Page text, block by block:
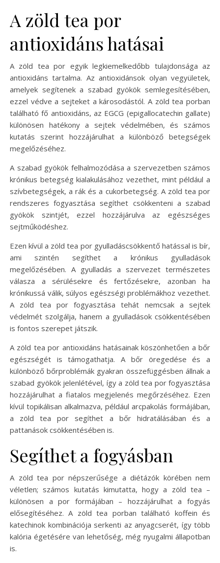
A zöld tea por
antioxidáns hatásai
A zöld tea por egyik legkiemelkedőbb tulajdonsága az
antioxidáns tartalma. Az antioxidánsok olyan vegyületek,
amelyek segítenek a szabad gyökök semlegesítésében,
ezzel védve a sejteket a károsodástól. A zöld tea porban
található fő antioxidáns, az EGCG (epigallocatechin gallate)
különösen hatékony a sejtek védelmében, és számos
kutatás szerint hozzájárulhat a különböző betegségek
megelőzéséhez.
A szabad gyökök felhalmozódása a szervezetben számos
krónikus betegség kialakulásához vezethet, mint például a
szívbetegségek, a rák és a cukorbetegség. A zöld tea por
rendszeres fogyasztása segíthet csökkenteni a szabad
gyökök szintjét, ezzel hozzájárulva az egészséges
sejtműködéshez.
Ezen kívül a zöld tea por gyulladáscsökkentő hatással is bír,
ami szintén segíthet a krónikus gyulladások
megelőzésében. A gyulladás a szervezet természetes
válasza a sérülésekre és fertőzésekre, azonban ha
krónikussá válik, súlyos egészségi problémákhoz vezethet.
A zöld tea por fogyasztása tehát nemcsak a sejtek
védelmét szolgálja, hanem a gyulladások csökkentésében
is fontos szerepet játszik.
A zöld tea por antioxidáns hatásainak köszönhetően a bőr
egészségét is támogathatja. A bőr öregedése és a
különböző bőrproblémák gyakran összefüggésben állnak a
szabad gyökök jelenlétével, így a zöld tea por fogyasztása
hozzájárulhat a fiatalos megjelenés megőrzéséhez. Ezen
kívül topikálisan alkalmazva, például arcpakolás formájában,
a zöld tea por segíthet a bőr hidratálásában és a
pattanások csökkentésében is.
Segíthet a fogyásban
A zöld tea por népszerűsége a diétázók körében nem
véletlen; számos kutatás kimutatta, hogy a zöld tea –
különösen a por formájában – hozzájárulhat a fogyás
elősegítéséhez. A zöld tea porban található koffein és
katechinok kombinációja serkenti az anyagcserét, így több
kalória égetésére van lehetőség, még nyugalmi állapotban
is.